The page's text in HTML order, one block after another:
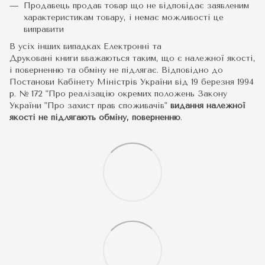
Продавець продав товар що не відповідає заявленим
характеристикам товару, і немає можливості це
виправити
В усіх інших випадках Електронні та
Друковані книги вважаються таким, що є належної якості,
і поверненню та обміну не підлягає. Відповідно до
Постанови Кабінету Міністрів України від 19 березня 1994
р. № 172 "Про реалізацію окремих положень Закону
України "Про захист прав споживачів" видання належної
якості не підлягають обміну, поверненню.